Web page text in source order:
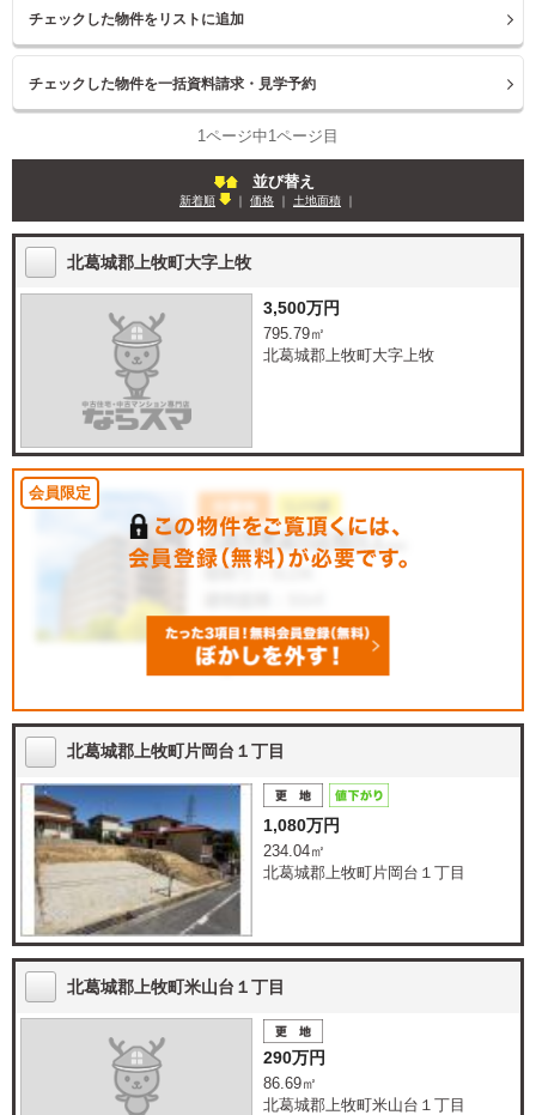
1ページ中1ページ目
並び替え
新着順 ｜ 価格 ｜ 土地面積 ｜
北葛城郡上牧町大字上牧
3,500万円
795.79㎡
北葛城郡上牧町大字上牧
北葛城郡上牧町片岡台１丁目
1,080万円
234.04㎡
北葛城郡上牧町片岡台１丁目
北葛城郡上牧町米山台１丁目
290万円
86.69㎡
北葛城郡上牧町米山台１丁目